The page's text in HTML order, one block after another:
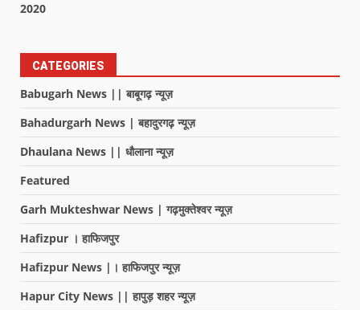
2020
CATEGORIES
Babugarh News || बाबूगढ़ न्यूज़
Bahadurgarh News | बहादुरगढ़ न्यूज़
Dhaulana News || धौलाना न्यूज़
Featured
Garh Mukteshwar News | गढ़मुक्तेश्वर न्यूज़
Hafizpur । हाफिजपुर
Hafizpur News |। हाफिजपुर न्यूज़
Hapur City News || हापुड़ शहर न्यूज़